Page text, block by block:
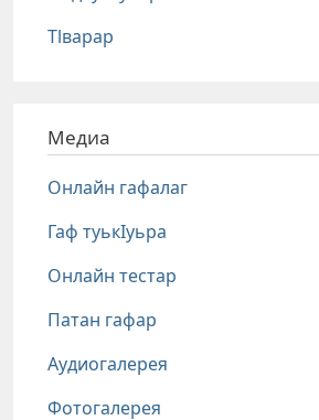
Тlварар
Медиа
Онлайн гафалаг
Гаф туькIуьра
Онлайн тестар
Патан гафар
Аудиогалерея
Фотогалерея